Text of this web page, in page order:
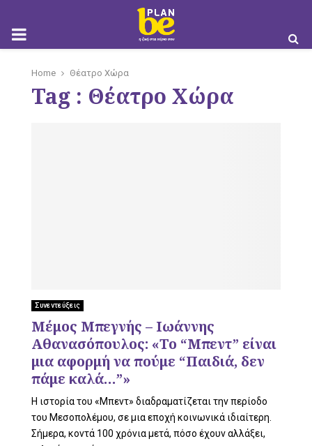
M
Home Θέατρο Χώρα
Tag : Θέατρο Χώρα
Συνεντεύξεις
Μέμος Μπεγνής – Ιωάννης
Αθανασόπουλος: «Το “Μπεντ” είναι
μια αφορμή να πούμε “Παιδιά, δεν
πάμε καλά…”»
Η ιστορία του «Μπεντ» διαδραματίζεται την περίοδο
του Μεσοπολέμου, σε μια εποχή κοινωνικά ιδιαίτερη.
Σήμερα, κοντά 100 χρόνια μετά, πόσο έχουν αλλάξει,